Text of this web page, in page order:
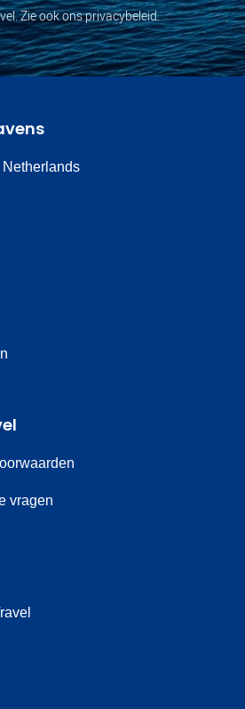
Zie ook ons privacybeleid.
vragen